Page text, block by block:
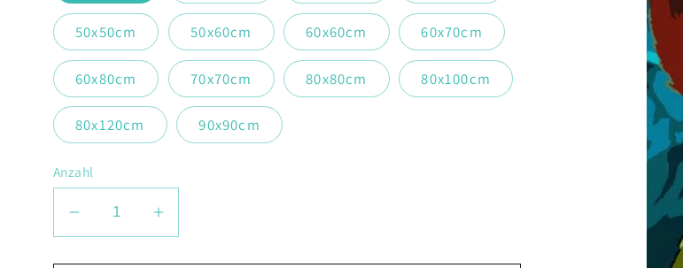
50x50cm 50x60cm 60x60cm 60x70cm
60x80cm 70x70cm 80x80cm 80x100cm
80x120cm 90x90cm
Anzahl
VerringereErhöhe